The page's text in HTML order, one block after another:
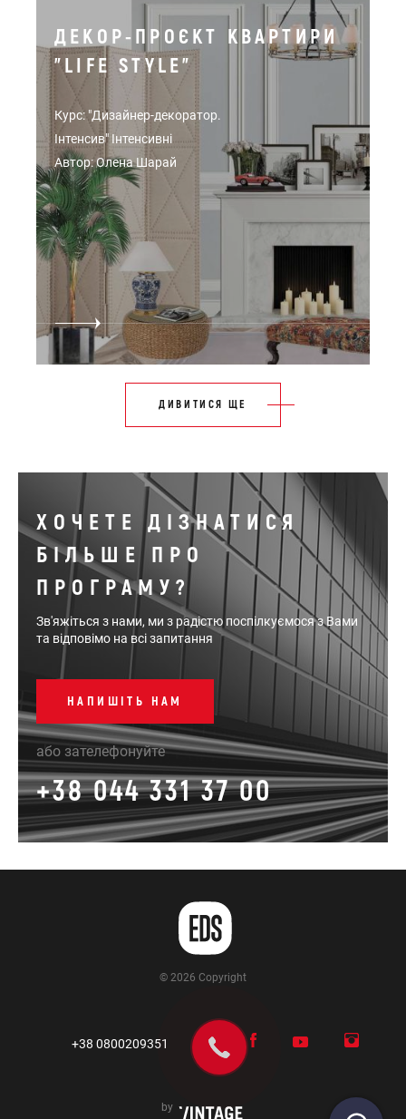
ДЕКОР-ПРОЄКТ КВАРТИРИ
"LIFE STYLE"
Курс: "Дизайнер-декоратор.
Інтенсив" Інтенсивні
Автор: Олена Шарай
ДИВИТИСЯ ЩЕ
ХОЧЕТЕ ДІЗНАТИСЯ
БІЛЬШЕ ПРО
ПРОГРАМУ?
Зв'яжіться з нами, ми з радістю поспілкуємося з Вами
та відповімо на всі запитання
НАПИШІТЬ НАМ
або зателефонуйте
+38 044 331 37 00
© 2026 Copyright
+38 0800209351
by